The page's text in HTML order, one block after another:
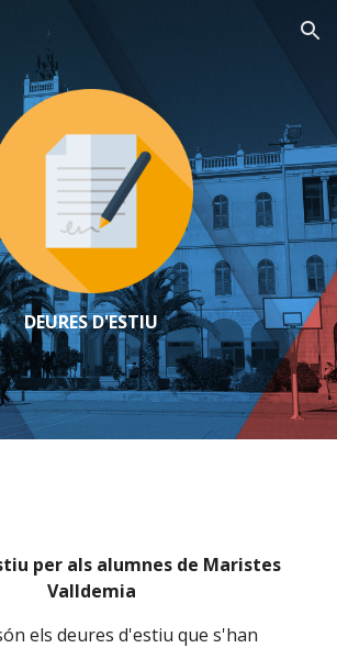
Skip to navigation
DEURES D'ESTIU
per als alumnes de Maristes
Valldemia
els deures d'estiu que s'han